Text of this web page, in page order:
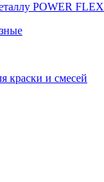
POWER FLEX
краски и смесей